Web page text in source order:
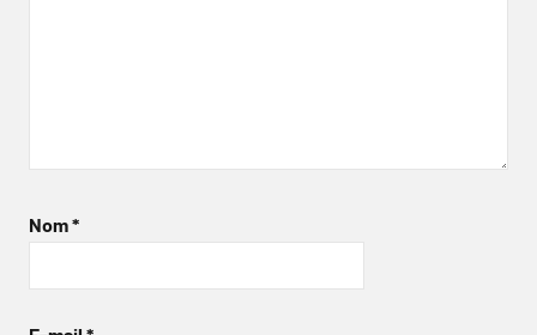
Nom*